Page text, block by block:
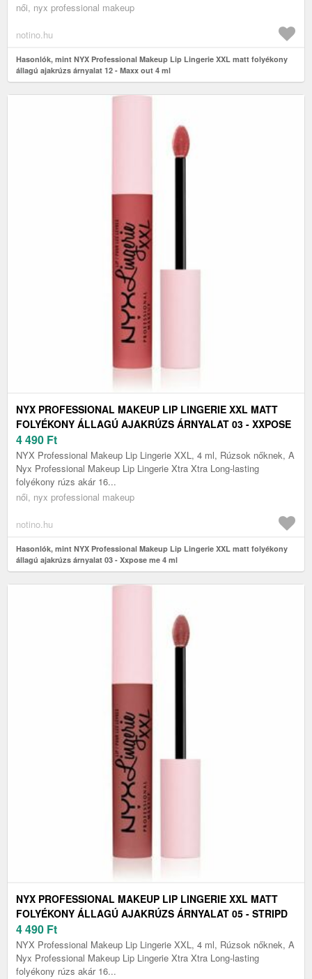
női, nyx professional makeup
notino.hu
Hasonlók, mint NYX Professional Makeup Lip Lingerie XXL matt folyékony
állagú ajakrúzs árnyalat 12 - Maxx out 4 ml
NYX PROFESSIONAL MAKEUP LIP LINGERIE XXL MATT
FOLYÉKONY ÁLLAGÚ AJAKRÚZS ÁRNYALAT 03 - XXPOSE
ME 4 ML
4 490 Ft
NYX Professional Makeup Lip Lingerie XXL, 4 ml, Rúzsok nőknek, A
Nyx Professional Makeup Lip Lingerie Xtra Xtra Long-lasting
folyékony rúzs akár 16...
női, nyx professional makeup
notino.hu
Hasonlók, mint NYX Professional Makeup Lip Lingerie XXL matt folyékony
állagú ajakrúzs árnyalat 03 - Xxpose me 4 ml
NYX PROFESSIONAL MAKEUP LIP LINGERIE XXL MATT
FOLYÉKONY ÁLLAGÚ AJAKRÚZS ÁRNYALAT 05 - STRIPD
DOWN 4 ML
4 490 Ft
NYX Professional Makeup Lip Lingerie XXL, 4 ml, Rúzsok nőknek, A
Nyx Professional Makeup Lip Lingerie Xtra Xtra Long-lasting
folyékony rúzs akár 16...